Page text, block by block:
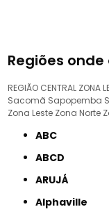
Regiões
REGIÃO CENTRAL ZONA
Sacomã Sapopemba
Zona Leste Zona Norte
ABC
ABCD
ARUJÁ
Alphaville